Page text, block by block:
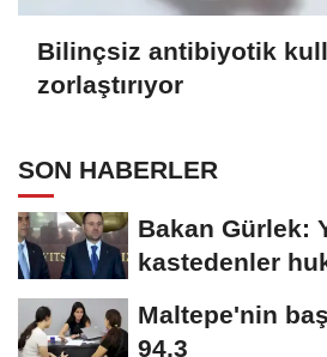
Bilinçsiz antibiyotik
zorlaştırıyor
SON HABERLER
Bakan Gürlek:
kastedenler
Maltepe'nin
94,3